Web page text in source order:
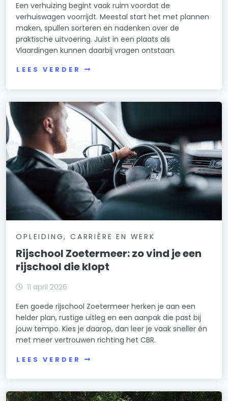
Een verhuizing begint vaak ruim voordat de
verhuiswagen voorrijdt. Meestal start het met plannen
maken, spullen sorteren en nadenken over de
praktische uitvoering. Juist in een plaats als
Vlaardingen kunnen daarbij vragen ontstaan.
LEES VERDER
OPLEIDING, CARRIÈRE EN WERK
Rijschool Zoetermeer: zo vind je een
rijschool die klopt
11 april 2026
Een goede rijschool Zoetermeer herken je aan een
helder plan, rustige uitleg en een aanpak die past bij
jouw tempo. Kies je daarop, dan leer je vaak sneller én
met meer vertrouwen richting het CBR.
LEES VERDER